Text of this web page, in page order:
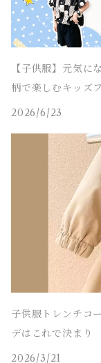
【子供服】元気
柄で楽しむキッズ
2026/6/23
子供服トレンチコ
デはこれで決まり
2026/3/21